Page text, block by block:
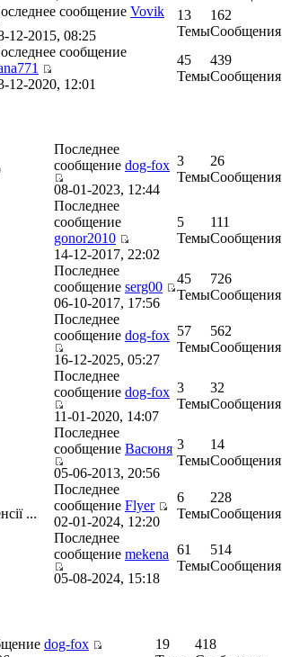
сообщение Vovik
12-2015, 08:25
13
Темы
162
Сообщения
сообщение
12-2020, 12:01
45
Темы
439
Сообщения
Последнее
сообщение dog-fox
08-01-2023, 12:44
3
Темы
26
Сообщения
Последнее
сообщение
gonor2010
14-12-2017, 22:02
5
Темы
111
Сообщения
Последнее
сообщение serg00
06-10-2017, 17:56
45
Темы
726
Сообщения
Последнее
сообщение dog-fox
16-12-2025, 05:27
57
Темы
562
Сообщения
Последнее
сообщение dog-fox
11-01-2020, 14:07
3
Темы
32
Сообщения
Последнее
сообщение Васюня
05-06-2013, 20:56
3
Темы
14
Сообщения
...
Последнее
сообщение Flyer
02-01-2024, 12:20
6
Темы
228
Сообщения
Последнее
сообщение mekena
05-08-2024, 15:18
61
Темы
514
Сообщения
dog-fox
19
418